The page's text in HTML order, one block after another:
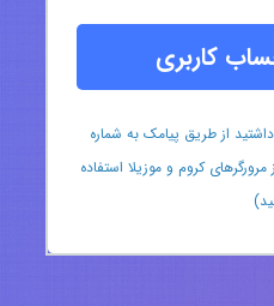
کاربری
از طریق پیامک به شماره
(از مرورگرهای کروم و موزیلا استفاده